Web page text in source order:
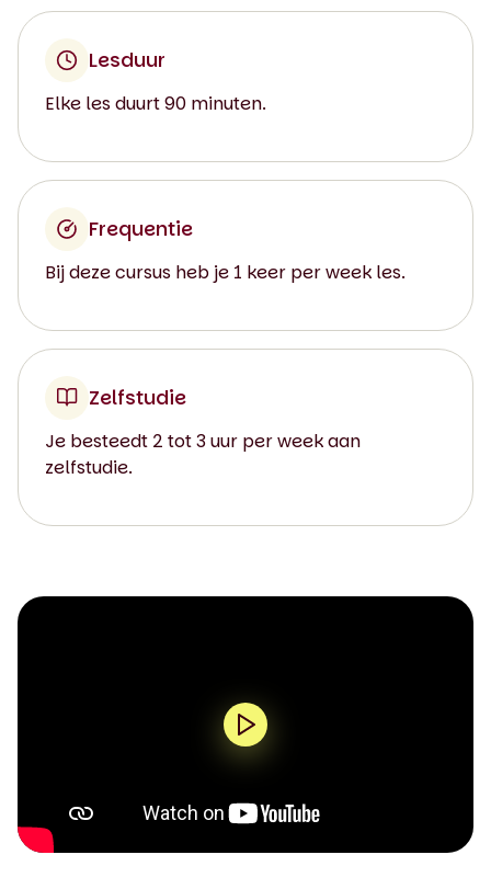
Lesduur
Elke les duurt 90 minuten.
Frequentie
Bij deze cursus heb je 1 keer per week les.
Zelfstudie
Je besteedt 2 tot 3 uur per week aan
zelfstudie.
0:00 / 2:05